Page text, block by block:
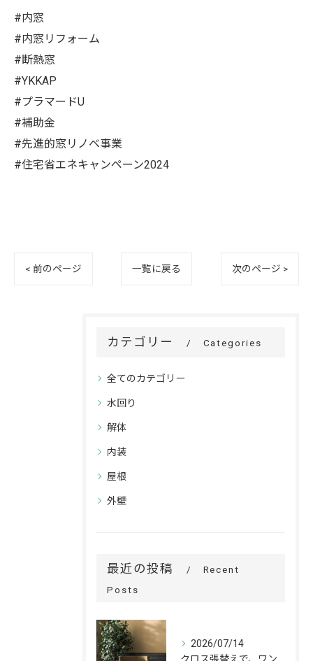
#内窓
#内窓リフォーム
#断熱窓
#YKKAP
#プラマードU
#補助金
#先進的窓リノベ事業
#住宅省エネキャンペーン2024
< 前のページ 一覧に戻る 次のページ >
カテゴリー Categories
全てのカテゴリー
水回り
解体
内装
屋根
外壁
最近の投稿
Recent
Posts
2026/07/14